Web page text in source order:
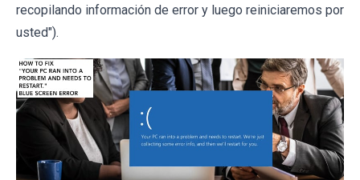
recopilando información de error y luego reiniciaremos por
usted").